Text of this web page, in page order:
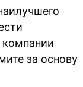
за основу